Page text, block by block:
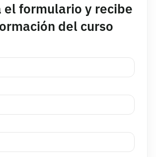
el formulario y recibe
del curso